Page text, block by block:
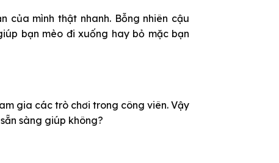
của mình thật nhanh. Bỗng nhiên cậu
bạn mèo đi xuống hay bỏ mặc bạn
gia các trò chơi trong công viên. Vậy
sàng giúp không?